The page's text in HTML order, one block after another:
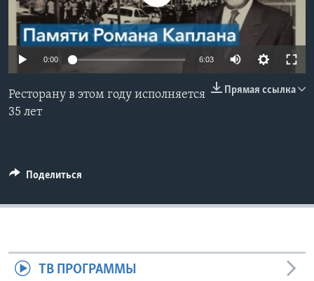
СОЦИАЛЬНЫЕ СЕТИ
Языки
0:00 6:03
Прямая ссылка
Ресторану в этом году исполняется
35 лет
Поделиться
ТВ ПРОГРАММЫ